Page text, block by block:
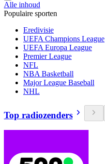
Alle inhoud
Populaire sporten
Eredivisie
UEFA Champions League
UEFA Europa League
Premier League
NFL
NBA Basketball
Major League Baseball
NHL
Top radiozenders